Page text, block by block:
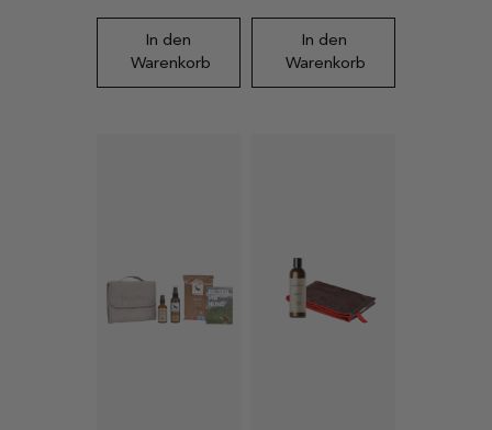
von 5,
Kundenbewertungen
In den
Warenkorb
basierend
Kundenbewertungen
In den
Warenkorb